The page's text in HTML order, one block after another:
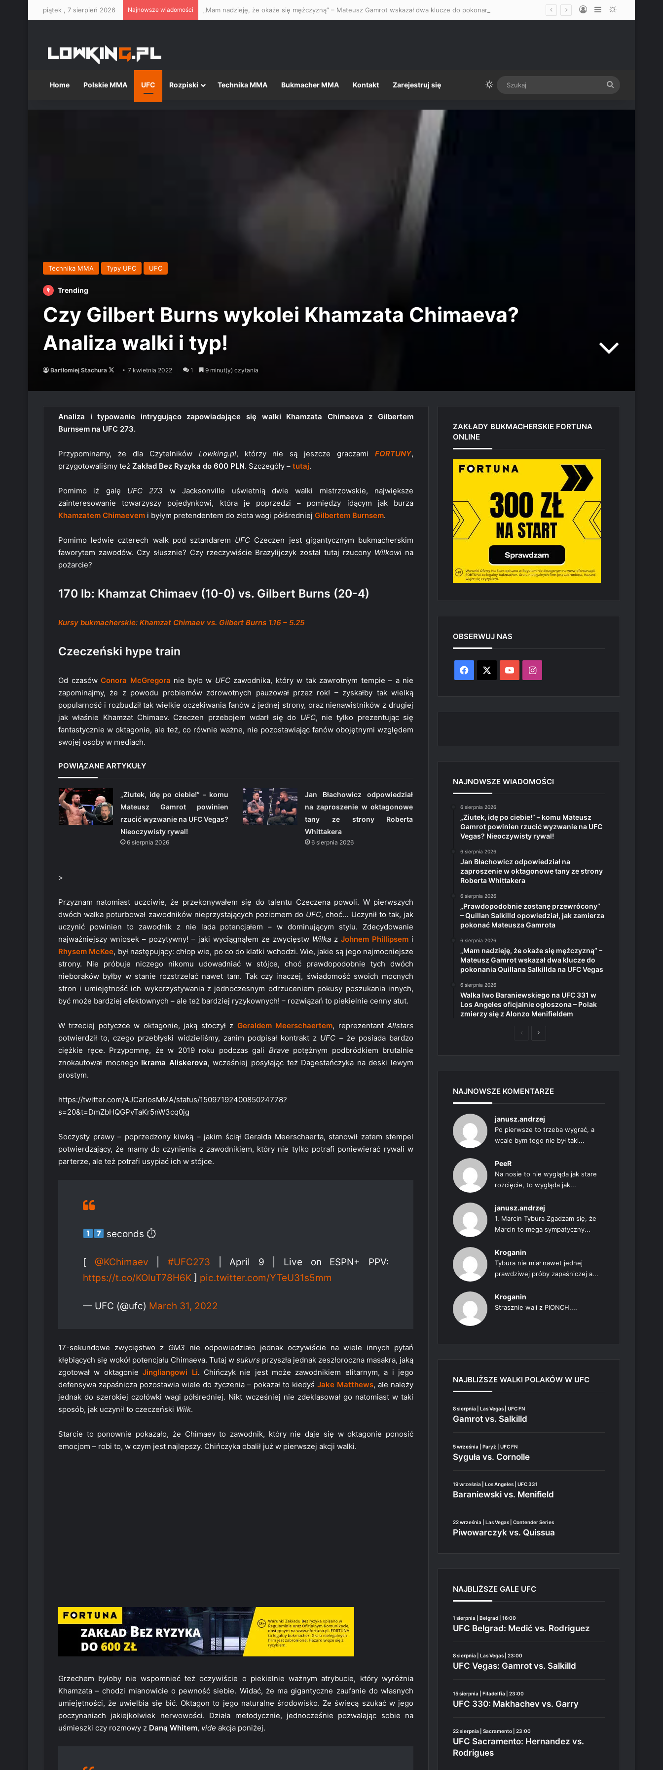
piątek , 7 sierpień 2026 Najnowsze wiadomości Log InSidebarSwitch skin
Home Polskie MMA UFC Rozpiski Technika MMA Bukmacher MMA Kontakt Zarejestruj się Switch skin
Technika MMA Typy UFC UFC
Trending
Czy Gilbert Burns wykolei Khamzata Chimaeva?
Analiza walki i typ!
Bartłomiej Stachura
Follow
X
7 kwietnia 2022 1 9 minut(y) czytania
Analiza i typowanie intrygująco zapowiadające się walki Khamzata Chimaeva z Gilbertem
Burnsem na UFC 273.
Przypominamy, że dla Czytelników Lowking.pl, którzy nie są jeszcze graczamiFORTUNY,
przygotowaliśmy też Zakład Bez Ryzyka do 600 PLN. Szczegóły – tutaj.
Pomimo iż galę UFC 273 w Jacksonville uświetnią dwie walki mistrzowskie, największe
zainteresowanie towarzyszy pojedynkowi, która je poprzedzi – pomiędzy idącym jak burza
Khamzatem Chimaevem i byłym pretendentem do złota wagi półśredniej Gilbertem Burnsem.
Pomimo ledwie czterech walk pod sztandarem UFC Czeczen jest gigantycznym bukmacherskim
faworytem zawodów. Czy słusznie? Czy rzeczywiście Brazylijczyk został tutaj rzucony Wilkowi na
pożarcie?
170 lb: Khamzat Chimaev (10-0) vs. Gilbert Burns (20-4)
Kursy bukmacherskie: Khamzat Chimaev vs. Gilbert Burns 1.16 – 5.25
Czeczeński hype train
Od czasów Conora McGregora nie było w UFCzawodnika, który w tak zawrotnym tempie – a nie
zapominajmy, że z powodu problemów zdrowotnych pauzował przez rok! – zyskałby tak wielką
popularność i rozbudził tak wielkie oczekiwania fanów z jednej strony, oraz nienawistników z drugiej
jak właśnie Khamzat Chimaev. Czeczen przebojem wdarł się do UFC, nie tylko prezentując się
fantastycznie w oktagonie, ale też, co równie ważne, nie pozostawiając fanów obojętnymi względem
swojej osoby w mediach.
POWIĄZANE ARTYKUŁY
„Ziutek, idę po ciebie!” – komu
Mateusz Gamrot powinien
rzucić wyzwanie na UFC Vegas?
Nieoczywisty rywal!
6 sierpnia 2026
Jan Błachowicz odpowiedział
na zaproszenie w oktagonowe
tany ze strony Roberta
Whittakera
6 sierpnia 2026
>
Przyznam natomiast uczciwie, że przekonywałem się do talentu Czeczena powoli. W pierwszych
dwóch walka poturbował zawodników nieprzystających poziomem do UFC, choć… Uczynił to tak, jak
uczynić powinien to zawodnik z nie lada potencjałem – w dominującym stylu. Zdecydowanie
najważniejszy wniosek – pozytywny! – jaki wyciągnąłem ze zwycięstw Wilka z Johnem Phillipsem i
Rhysem McKee, był następujący: chłop wie, po co do klatki wchodzi. Wie, jakie są jego najmocniejsze
strony. Nie próbuje niczego nikomu udowadniać w stójce, choć prawdopodobnie tych dwóch
nieboraków byłby w stanie rozstrzelać nawet tam. Tak czy inaczej, świadomość swoich mocnych
stron i umiejętność ich wykorzystywania z jednoczesnym odrzuceniem pokusy poszukania innych,
być może bardziej efektownych – ale też bardziej ryzykownych! – rozwiązań to piekielnie cenny atut.
W trzeciej potyczce w oktagonie, jaką stoczył z Geraldem Meerschaertem, reprezentantAllstars
potwierdził to, czego przebłyski widzieliśmy, zanim podpisał kontrakt z UFC – że posiada bardzo
ciężkie ręce. Przypomnę, że w 2019 roku podczas gali Brave potężnym podbródkiem brutalnie
znokautował mocnego Ikrama Aliskerova, wcześniej posyłając też Dagestańczyka na deski lewym
prostym.
https://twitter.com/AJCarlosMMA/status/1509719240085024778?
s=20&t=DmZbHQGPvTaKr5nW3cq0jg
Soczysty prawy – poprzedzony kiwką – jakim ściął Geralda Meerschaerta, stanowił zatem stempel
potwierdzający, że mamy do czynienia z zawodnikiem, który nie tylko potrafi poniewierać rywali w
parterze, ale też potrafi usypiać ich w stójce.
seconds ⏱
[ @KChimaev #UFC273 | April 9 | Live on ESPN+ PPV:
https://t.co/KOluT78H6K ] pic.twitter.com/YTeU31s5mm
— UFC (@ufc) March 31, 2022
17-sekundowe zwycięstwo z GM3 nie odpowiedziało jednak oczywiście na wiele innych pytań
kłębiących się wokół potencjału Chimaeva. Tutaj w sukurs przyszła jednak zeszłoroczna masakra, jaką
zgotował w oktagonieJingliangowi Li. Chińczyk nie jest może zawodnikiem elitarnym, a i jego
defensywa zapaśnicza pozostawia wiele do życzenia – pokazał to kiedyś Jake Matthews, ale należy
jednak do szerokiej czołówki wagi półśredniej. Nikt wcześniej nie zdeklasował go natomiast w taki
sposób, jak uczynił to czeczeński Wilk.
Starcie to ponownie pokazało, że Chimaev to zawodnik, który nie daje się w oktagonie ponosić
emocjom – robi to, w czym jest najlepszy. Chińczyka obalił już w pierwszej akcji walki.
Grzechem byłoby nie wspomnieć też oczywiście o piekielnie ważnym atrybucie, który wyróżnia
Khamzata – chodzi mianowicie o pewność siebie. Widać, że ma gigantyczne zaufanie do własnych
umiejętności, że uwielbia się bić. Oktagon to jego naturalne środowisko. Ze świecą szukać w jego
poczynaniach jakiejkolwiek nerwowości. Działa metodycznie, jednocześnie pozwalając sobie na
uśmieszki czy rozmowy z Daną Whitem, vide akcja poniżej.
ZAKŁADY BUKMACHERSKIE FORTUNA
ONLINE
OBSERWUJ NAS
Facebook YouTubeInstagram
NAJNOWSZE WIADOMOŚCI
6 sierpnia 2026
„Ziutek, idę po ciebie!” – komu Mateusz
Gamrot powinien rzucić wyzwanie na UFC
Vegas? Nieoczywisty rywal!
6 sierpnia 2026
Jan Błachowicz odpowiedział na
zaproszenie w oktagonowe tany ze strony
Roberta Whittakera
6 sierpnia 2026
„Prawdopodobnie zostanę przewrócony”
– Quillan Salkilld opowiedział, jak zamierza
pokonać Mateusza Gamrota
6 sierpnia 2026
„Mam nadzieję, że okaże się mężczyzną” –
Mateusz Gamrot wskazał dwa klucze do
pokonania Quillana Salkillda na UFC Vegas
6 sierpnia 2026
Walka Iwo Baraniewskiego na UFC 331 w
Los Angeles oficjalnie ogłoszona – Polak
zmierzy się z Alonzo Menifieldem
PoprzedniaNastępna
NAJNOWSZE KOMENTARZE
janusz.andrzej
Po pierwsze to trzeba wygrać, a
wcale bym tego nie był taki...
PeeR
Na nosie to nie wygląda jak stare
rozcięcie, to wygląda jak...
janusz.andrzej
1. Marcin Tybura Zgadzam się, że
Marcin to mega sympatyczny...
Kroganin
Tybura nie miał nawet jednej
prawdziwej próby zapaśniczej a...
Kroganin
Strasznie wali z PIONCH....
NAJBLIŻSZE WALKI POLAKÓW W UFC
8 sierpnia | Las Vegas | UFC FN
Gamrot vs. Salkilld
5 września | Paryż | UFC FN
Syguła vs. Cornolle
19 września | Los Angeles | UFC 331
Baraniewski vs. Menifield
22 września | Las Vegas | Contender Series
Piwowarczyk vs. Quissua
NAJBLIŻSZE GALE UFC
1 sierpnia | Belgrad | 16:00
UFC Belgrad: Medić vs. Rodriguez
8 sierpnia | Las Vegas | 23:00
UFC Vegas: Gamrot vs. Salkilld
15 sierpnia | Filadelfia | 23:00
UFC 330: Makhachev vs. Garry
22 sierpnia | Sacramento | 23:00
UFC Sacramento: Hernandez vs.
Rodrigues